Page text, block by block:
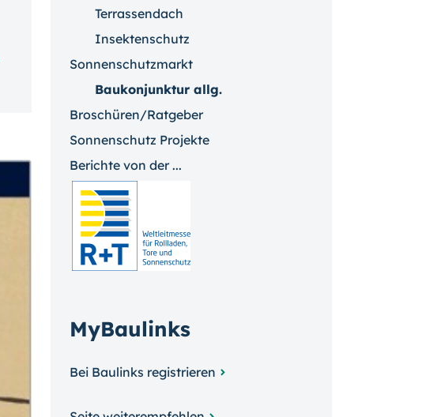
Terrassendach
Insektenschutz
Sonnenschutzmarkt
Baukonjunktur allg.
Broschüren/Ratgeber
Sonnenschutz Projekte
Berichte von der ...
MyBaulinks
Bei Baulinks registrieren